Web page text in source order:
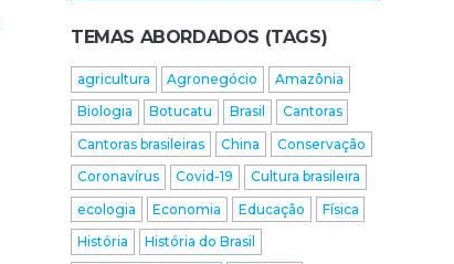
TEMAS ABORDADOS (TAGS)
agricultura Agronegócio
Amazônia
Biologia
Botucatu Brasil
Cantoras
Cantoras brasileiras
China
Conservação
Coronavírus
Covid-19
Cultura brasileira
ecologia
Economia Educação
Física
História
História do Brasil